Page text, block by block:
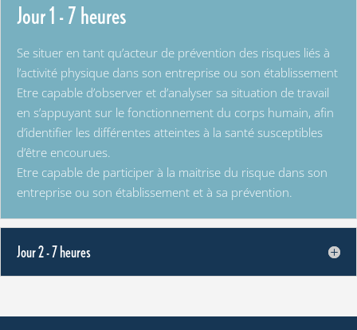
Jour 1 - 7 heures
Se situer en tant qu’acteur de prévention des risques liés à
l’activité physique dans son entreprise ou son établissement
Etre capable d’observer et d’analyser sa situation de travail
en s’appuyant sur le fonctionnement du corps humain, afin
d’identifier les différentes atteintes à la santé susceptibles
d’être encourues.
Etre capable de participer à la maitrise du risque dans son
entreprise ou son établissement et à sa prévention.
Jour 2 - 7 heures